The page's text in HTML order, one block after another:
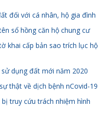
đối với cá nhân, hộ gia đình
sổ hồng căn hộ chung cư
khai cấp bản sao trích lục hộ
dụng đất mới năm 2020
thật về dịch bệnh nCovid-19
truy cứu trách nhiệm hình